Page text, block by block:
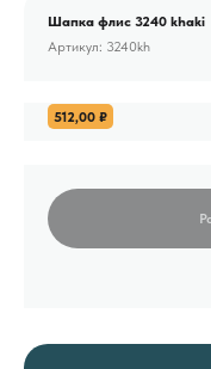
Шапка флис 3240 khaki
Артикул: 3240kh
512,00 ₽